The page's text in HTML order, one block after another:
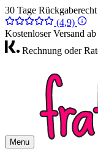
30 Tage Rückgaberecht
(4,9)
Kostenloser Versand
Rechnung oder
Menu